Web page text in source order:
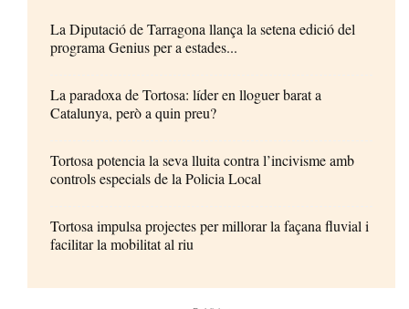
La Diputació de Tarragona llança la setena edició del
programa Genius per a estades...
La paradoxa de Tortosa: líder en lloguer barat a
Catalunya, però a quin preu?
Tortosa potencia la seva lluita contra l’incivisme amb
controls especials de la Policia Local
Tortosa impulsa projectes per millorar la façana fluvial i
facilitar la mobilitat al riu